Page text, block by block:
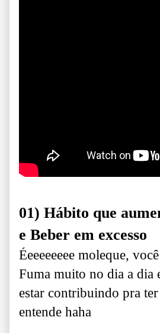
01) Hábito que
e Beber em excesso
Éeeeeeeee moleque,
Fuma muito no dia a dia
estar contribuindo pra
entende haha